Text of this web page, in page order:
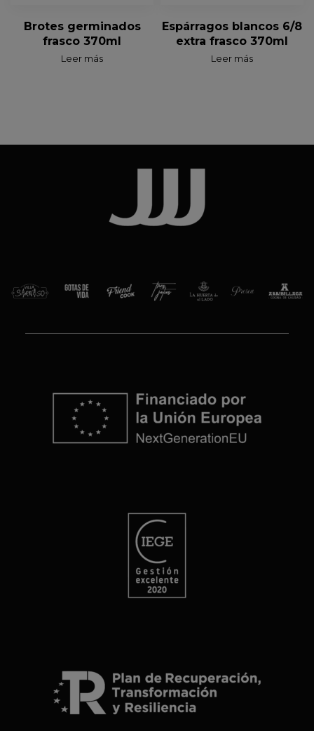
Brotes germinados
frasco 370ml
Leer más
Espárragos blancos 6/8
extra frasco 370ml
Leer más